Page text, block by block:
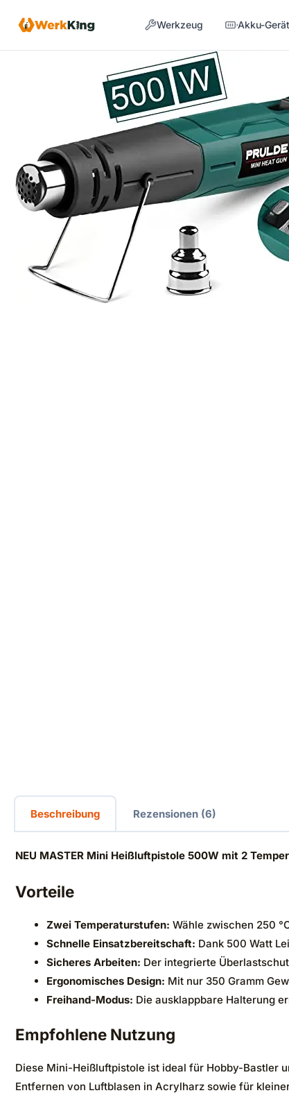
Inhalt
Werkzeug Akku-
Beschreibung Rezensionen (6)
NEU MASTER Mini Heißluftpistole 500W mit 2
Vorteile
Zwei Temperaturstufen: Wähle zwischen 250
Schnelle Einsatzbereitschaft: Dank 500 Watt
Sicheres Arbeiten: Der integrierte
Ergonomisches Design: Mit nur 350 Gramm
Freihand-Modus: Die ausklappbare Halterung
Empfohlene Nutzung
Diese Mini-Heißluftpistole ist ideal für Hobby-Bastler
Entfernen von Luftblasen in Acrylharz sowie für